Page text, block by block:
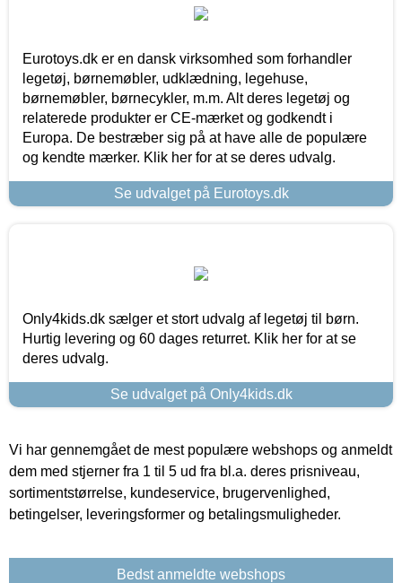
Eurotoys.dk er en dansk virksomhed som forhandler
legetøj, børnemøbler, udklædning, legehuse,
børnemøbler, børnecykler, m.m. Alt deres legetøj og
relaterede produkter er CE-mærket og godkendt i
Europa. De bestræber sig på at have alle de populære
og kendte mærker. Klik her for at se deres udvalg.
Se udvalget på Eurotoys.dk
Only4kids.dk sælger et stort udvalg af legetøj til børn.
Hurtig levering og 60 dages returret. Klik her for at se
deres udvalg.
Se udvalget på Only4kids.dk
Vi har gennemgået de mest populære webshops og anmeldt
dem med stjerner fra 1 til 5 ud fra bl.a. deres prisniveau,
sortimentstørrelse, kundeservice, brugervenlighed,
betingelser, leveringsformer og betalingsmuligheder.
Bedst anmeldte webshops